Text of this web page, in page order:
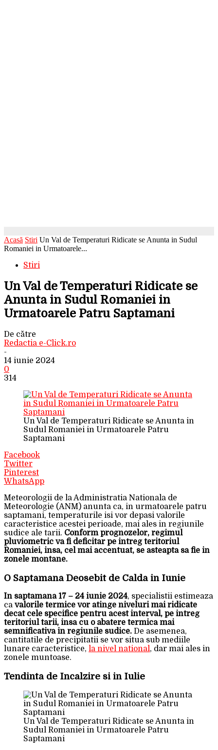
Acasă Stiri Un Val de Temperaturi Ridicate se Anunta in Sudul
Romaniei in Urmatoarele...
Stiri
Un Val de Temperaturi Ridicate se
Anunta in Sudul Romaniei in
Urmatoarele Patru Saptamani
De către
Redactia e-Click.ro
-
14 iunie 2024
0
314
Un Val de Temperaturi Ridicate se Anunta in
Sudul Romaniei in Urmatoarele Patru
Saptamani
Facebook
Twitter
Pinterest
WhatsApp
Meteorologii de la Administratia Nationala de
Meteorologie (ANM) anunta ca, in urmatoarele patru
saptamani, temperaturile isi vor depasi valorile
caracteristice acestei perioade, mai ales in regiunile
sudice ale tarii. Conform prognozelor, regimul
pluviometric va fi deficitar pe intreg teritoriul
Romaniei, insa, cel mai accentuat, se asteapta sa fie in
zonele montane.
O Saptamana Deosebit de Calda in Iunie
In saptamana 17 – 24 iunie 2024, specialistii estimeaza
ca valorile termice vor atinge niveluri mai ridicate
decat cele specifice pentru acest interval, pe intreg
teritoriul tarii, insa cu o abatere termica mai
semnificativa in regiunile sudice. De asemenea,
cantitatile de precipitatii se vor situa sub mediile
lunare caracteristice, la nivel national, dar mai ales in
zonele muntoase.
Tendinta de Incalzire si in Iulie
Un Val de Temperaturi Ridicate se Anunta in
Sudul Romaniei in Urmatoarele Patru
Saptamani